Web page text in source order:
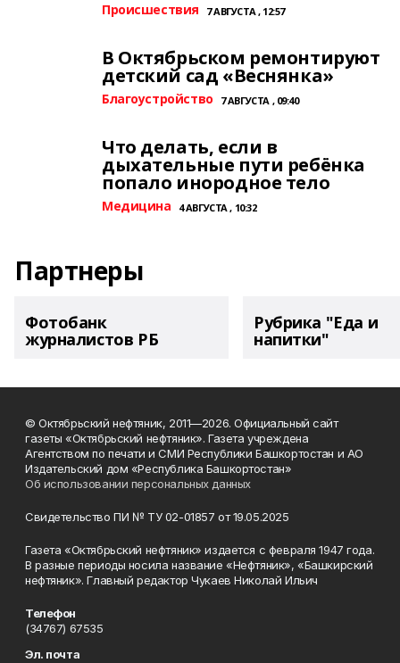
Происшествия 7 АВГУСТА , 12:57
В Октябрьском ремонтируют
детский сад «Веснянка»
Благоустройство 7 АВГУСТА , 09:40
Что делать, если в
дыхательные пути ребёнка
попало инородное тело
Медицина 4 АВГУСТА , 10:32
Партнеры
Фотобанк
журналистов РБ
Рубрика "Еда и
напитки"
© Октябрьский нефтяник, 2011—2026. Официальный сайт
газеты «Октябрьский нефтяник». Газета учреждена
Агентством по печати и СМИ Республики Башкортостан и АО
Издательский дом «Республика Башкортостан»
Об использовании персональных данных
Свидетельство ПИ № ТУ 02-01857 от 19.05.2025
Газета «Октябрьский нефтяник» издается с февраля 1947 года.
В разные периоды носила название «Нефтяник», «Башкирский
нефтяник». Главный редактор Чукаев Николай Ильич
Телефон
(34767) 67535
Эл. почта